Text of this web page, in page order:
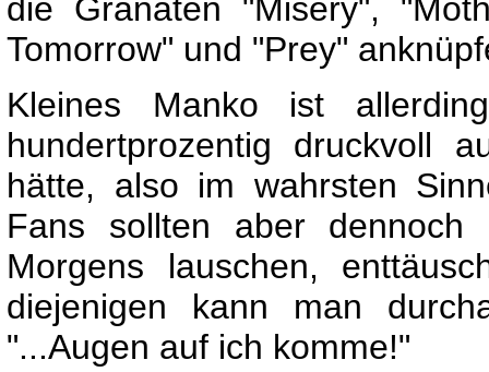
die Granaten "Misery",
Tomorrow" und "Prey"
Kleines Manko ist
hundertprozentig druckvoll
hätte, also im wahrsten
Fans sollten aber
Morgens lauschen,
diejenigen kann man
"...Augen auf ich komme!"